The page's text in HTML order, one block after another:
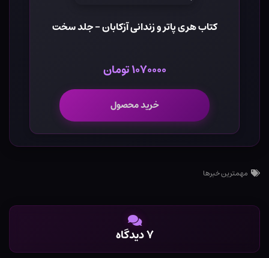
کتاب هری پاتر و زندانی آزکابان - جلد سخت
۱۰۷۰۰۰۰ تومان
خرید محصول
مهمترین خبرها
۷ دیدگاه